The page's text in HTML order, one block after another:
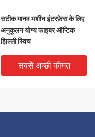
सटीक मानव मशीन इंटरफ़ेस के लिए
अनुकूलन योग्य फाइबर ऑप्टिक
झिल्ली स्विच
सबसे अच्छी कीमत